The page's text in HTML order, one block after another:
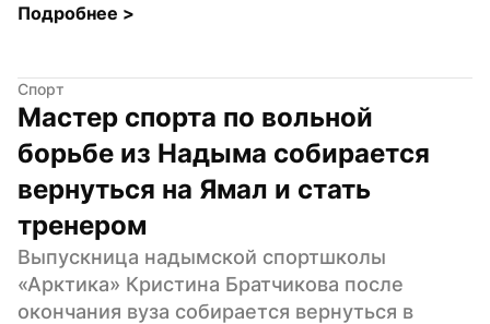
Подробнее >
Спорт
Мастер спорта по вольной
борьбе из Надыма собирается
вернуться на Ямал и стать
тренером
Выпускница надымской спортшколы
«Арктика» Кристина Братчикова после
окончания вуза собирается вернуться в